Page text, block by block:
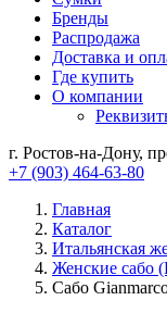
Бренды
Распродажа
Доставка и
Где купить
О компании
г. Ростов-на-Дону,
+7 (903) 464-63-80
Главная
Каталог
Итальянская
Женские сабо
Сабо